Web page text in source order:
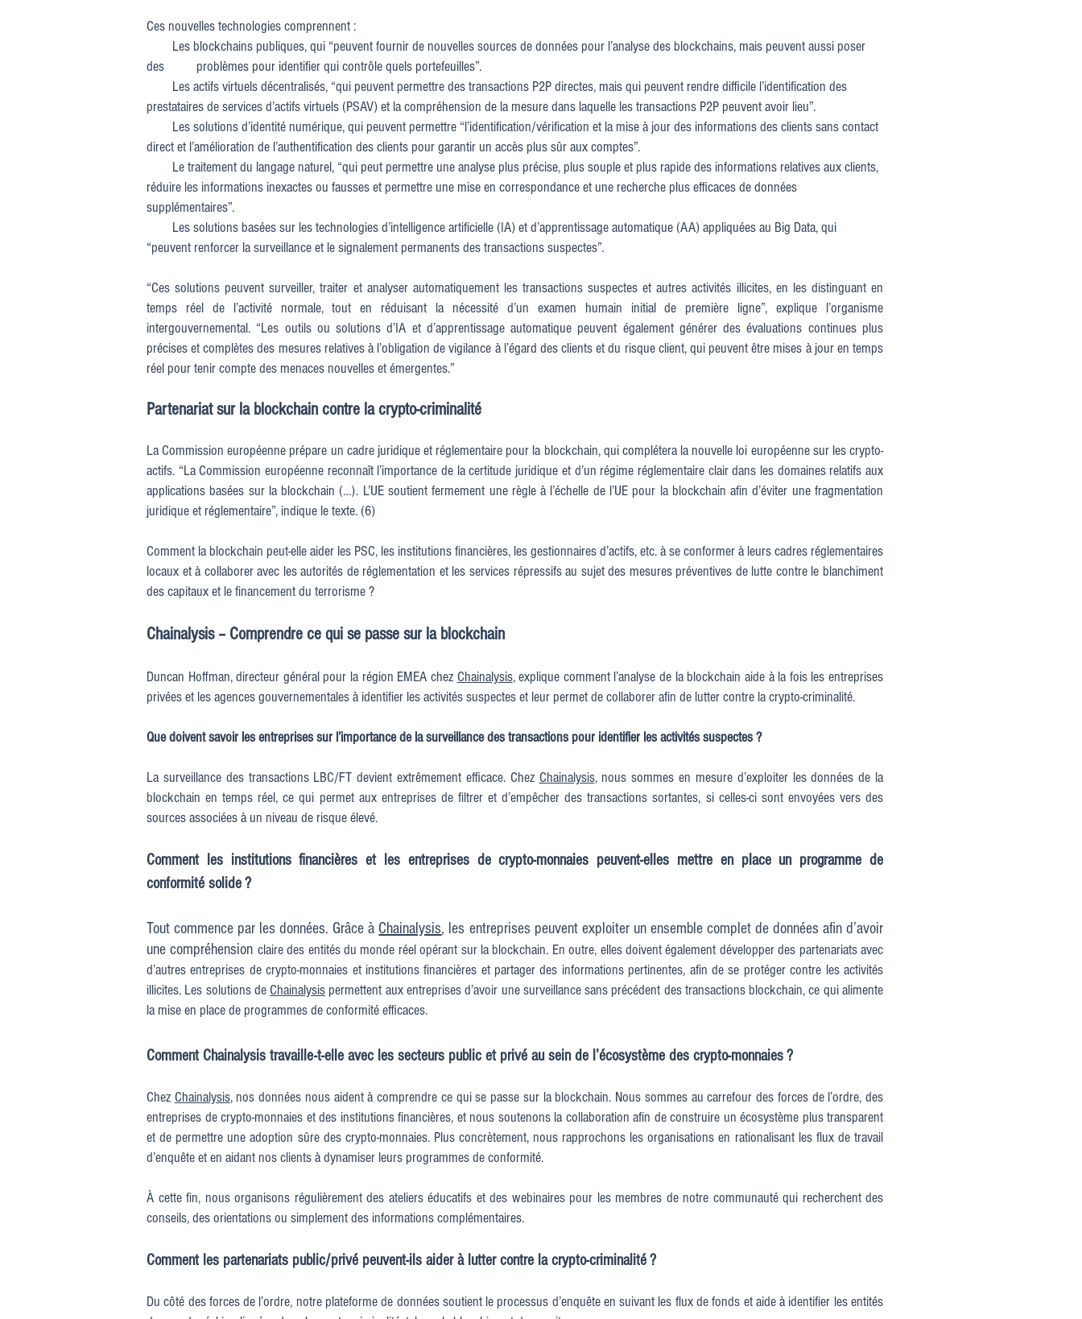
Ces nouvelles technologies comprennent :
Les blockchains publiques, qui “peuvent fournir de nouvelles sources de données pour l’analyse des blockchains, mais peuvent aussi poser
des problèmes pour identifier qui contrôle quels portefeuilles”.
Les actifs virtuels décentralisés, “qui peuvent permettre des transactions P2P directes, mais qui peuvent rendre difficile l’identification des
prestataires de services d’actifs virtuels (PSAV) et la compréhension de la mesure dans laquelle les transactions P2P peuvent avoir lieu”.
Les solutions d’identité numérique, qui peuvent permettre “l’identification/vérification et la mise à jour des informations des clients sans contact
direct et l’amélioration de l’authentification des clients pour garantir un accès plus sûr aux comptes”.
Le traitement du langage naturel, “qui peut permettre une analyse plus précise, plus souple et plus rapide des informations relatives aux clients,
réduire les informations inexactes ou fausses et permettre une mise en correspondance et une recherche plus efficaces de données
supplémentaires”.
Les solutions basées sur les technologies d’intelligence artificielle (IA) et d’apprentissage automatique (AA) appliquées au Big Data, qui
“peuvent renforcer la surveillance et le signalement permanents des transactions suspectes”.
“Ces solutions peuvent surveiller, traiter et analyser automatiquement les transactions suspectes et autres activités illicites, en les distinguant en
temps réel de l’activité normale, tout en réduisant la nécessité d’un examen humain initial de première ligne”, explique l’organisme
intergouvernemental. “Les outils ou solutions d’IA et d’apprentissage automatique peuvent également générer des évaluations continues plus
précises et complètes des mesures relatives à l’obligation de vigilance à l’égard des clients et du risque client, qui peuvent être mises à jour en temps
réel pour tenir compte des menaces nouvelles et émergentes.”
Partenariat sur la blockchain contre la crypto-criminalité
La Commission européenne prépare un cadre juridique et réglementaire pour la blockchain, qui complétera la nouvelle loi européenne sur les crypto-
actifs. “La Commission européenne reconnaît l’importance de la certitude juridique et d’un régime réglementaire clair dans les domaines relatifs aux
applications basées sur la blockchain (…). L’UE soutient fermement une règle à l’échelle de l’UE pour la blockchain afin d’éviter une fragmentation
juridique et réglementaire”, indique le texte. (6)
Comment la blockchain peut-elle aider les PSC, les institutions financières, les gestionnaires d’actifs, etc. à se conformer à leurs cadres réglementaires
locaux et à collaborer avec les autorités de réglementation et les services répressifs au sujet des mesures préventives de lutte contre le blanchiment
des capitaux et le financement du terrorisme ?
Chainalysis – Comprendre ce qui se passe sur la blockchain
Duncan Hoffman, directeur général pour la région EMEA chez Chainalysis, explique comment l’analyse de la blockchain aide à la fois les entreprises
privées et les agences gouvernementales à identifier les activités suspectes et leur permet de collaborer afin de lutter contre la crypto-criminalité.
Que doivent savoir les entreprises sur l’importance de la surveillance des transactions pour identifier les activités suspectes ?
La surveillance des transactions LBC/FT devient extrêmement efficace. Chez Chainalysis, nous sommes en mesure d’exploiter les données de la
blockchain en temps réel, ce qui permet aux entreprises de filtrer et d’empêcher des transactions sortantes, si celles-ci sont envoyées vers des
sources associées à un niveau de risque élevé.
Comment les institutions financières et les entreprises de crypto-monnaies peuvent-elles mettre en place un programme de
conformité solide ?
Tout commence par les données. Grâce à Chainalysis, les entreprises peuvent exploiter un ensemble complet de données afin d’avoir
une compréhension claire des entités du monde réel opérant sur la blockchain. En outre, elles doivent également développer des partenariats avec
d’autres entreprises de crypto-monnaies et institutions financières et partager des informations pertinentes, afin de se protéger contre les activités
illicites. Les solutions deChainalysis permettent aux entreprises d’avoir une surveillance sans précédent des transactions blockchain, ce qui alimente
la mise en place de programmes de conformité efficaces.
Comment Chainalysis travaille-t-elle avec les secteurs public et privé au sein de l’écosystème des crypto-monnaies ?
Chez Chainalysis, nos données nous aident à comprendre ce qui se passe sur la blockchain. Nous sommes au carrefour des forces de l’ordre, des
entreprises de crypto-monnaies et des institutions financières, et nous soutenons la collaboration afin de construire un écosystème plus transparent
et de permettre une adoption sûre des crypto-monnaies. Plus concrètement, nous rapprochons les organisations en rationalisant les flux de travail
d’enquête et en aidant nos clients à dynamiser leurs programmes de conformité.
À cette fin, nous organisons régulièrement des ateliers éducatifs et des webinaires pour les membres de notre communauté qui recherchent des
conseils, des orientations ou simplement des informations complémentaires.
Comment les partenariats public/privé peuvent-ils aider à lutter contre la crypto-criminalité ?
Du côté des forces de l’ordre, notre plateforme de données soutient le processus d’enquête en suivant les flux de fonds et aide à identifier les entités